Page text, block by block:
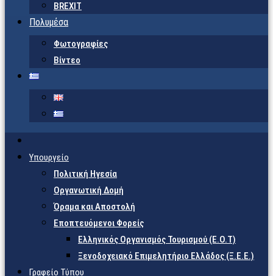
BREXIT
Πολυμέσα
Φωτογραφίες
Βίντεο
Υπουργείο
Πολιτική Ηγεσία
Οργανωτική Δομή
Όραμα και Αποστολή
Εποπτευόμενοι Φορείς
Eλληνικός Οργανισμός Τουρισμού (Ε.Ο.Τ)
Ξενοδοχειακό Επιμελητήριο Ελλάδος (Ξ.Ε.Ε.)
Γραφείο Τύπου